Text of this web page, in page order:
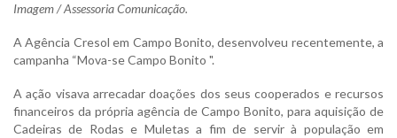
Imagem / Assessoria Comunicação.
A Agência Cresol em Campo Bonito, desenvolveu recentemente, a
campanha “Mova-se Campo Bonito ".
A ação visava arrecadar doações dos seus cooperados e recursos
financeiros da própria agência de Campo Bonito, para aquisição de
Cadeiras de Rodas e Muletas a fim de servir à população em